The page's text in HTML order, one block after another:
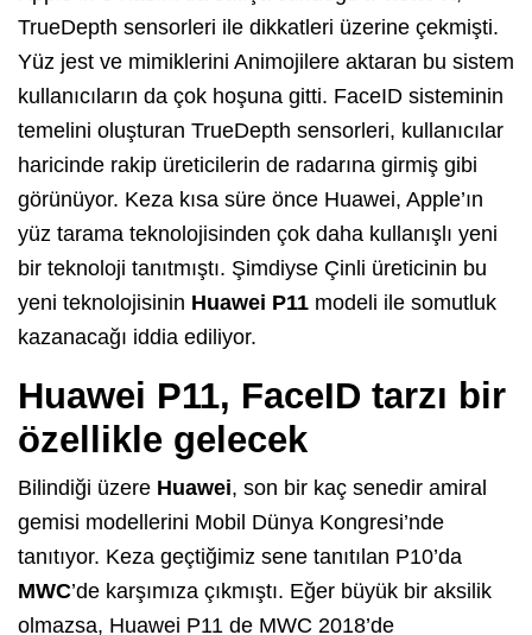
TrueDepth sensorleri ile dikkatleri üzerine çekmişti.
Yüz jest ve mimiklerini Animojilere aktaran bu sistem
kullanıcıların da çok hoşuna gitti. FaceID sisteminin
temelini oluşturan TrueDepth sensorleri, kullanıcılar
haricinde rakip üreticilerin de radarına girmiş gibi
görünüyor. Keza kısa süre önce Huawei, Apple’ın
yüz tarama teknolojisinden çok daha kullanışlı yeni
bir teknoloji tanıtmıştı. Şimdiyse Çinli üreticinin bu
yeni teknolojisinin Huawei P11 modeli ile somutluk
kazanacağı iddia ediliyor.
Huawei P11, FaceID tarzı bir
özellikle gelecek
Bilindiği üzere Huawei, son bir kaç senedir amiral
gemisi modellerini Mobil Dünya Kongresi’nde
tanıtıyor. Keza geçtiğimiz sene tanıtılan P10’da
MWC’de karşımıza çıkmıştı. Eğer büyük bir aksilik
olmazsa, Huawei P11 de MWC 2018’de